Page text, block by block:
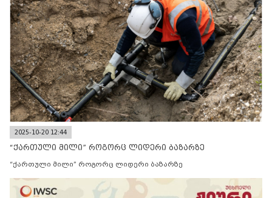
2025-10-20 12:44
“ქართული მილი” როგორც ლიდერი ბაზარზე
“ქართული მილი” როგორც ლიდერი ბაზარზე